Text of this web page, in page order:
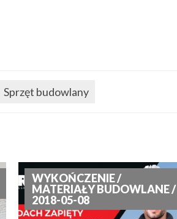
Sprzęt budowlany
WYKOŃCZENIE /
MATERIAŁY BUDOWLANE /
2018-05-08